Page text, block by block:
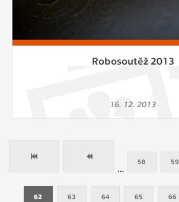
Robosoutěž 2013
16. 12. 2013
…
58 59
62 63 64 65 66